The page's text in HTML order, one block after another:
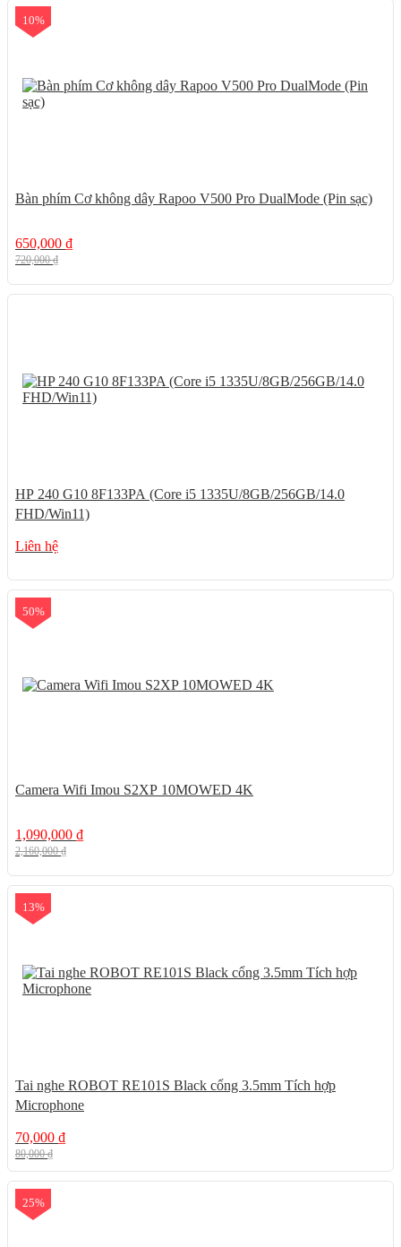
10%
Bàn phím Cơ không dây Rapoo V500 Pro DualMode (Pin sạc)
650,000 ₫
720,000₫
HP 240 G10 8F133PA (Core i5 1335U/8GB/256GB/14.0
FHD/Win11)
Liên hệ
50%
Camera Wifi Imou S2XP 10MOWED 4K
1,090,000 ₫
2,160,000₫
13%
Tai nghe ROBOT RE101S Black cổng 3.5mm Tích hợp
Microphone
70,000 ₫
80,000₫
25%